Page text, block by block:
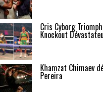
Cris Cyborg
Knockout
Khamzat Chimaev
Pereira